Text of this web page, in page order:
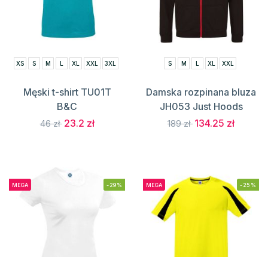
XS S M L XL XXL 3XL
Męski t-shirt TU01T
B&C
46 zł 23.2 zł
S M L XL XXL
Damska rozpinana bluza
JH053 Just Hoods
189 zł 134.25 zł
MEGA -29% MEGA -25%